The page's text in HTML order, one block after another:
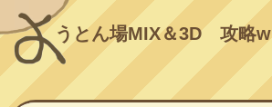
うとん場MIX＆3D攻略